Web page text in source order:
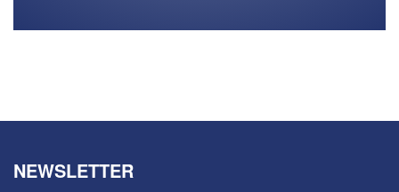
NEWSLETTER